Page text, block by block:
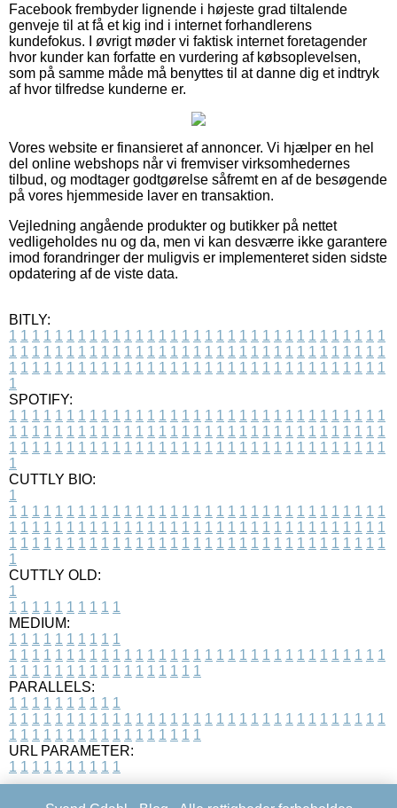
Facebook frembyder lignende i højeste grad tiltalende
genveje til at få et kig ind i internet forhandlerens
kundefokus. I øvrigt møder vi faktisk internet foretagender
hvor kunder kan forfatte en vurdering af købsoplevelsen,
som på samme måde må benyttes til at danne dig et indtryk
af hvor tilfredse kunderne er.
Vores website er finansieret af annoncer. Vi hjælper en hel
del online webshops når vi fremviser virksomhedernes
tilbud, og modtager godtgørelse såfremt en af de besøgende
på vores hjemmeside laver en transaktion.
Vejledning angående produkter og butikker på nettet
vedligeholdes nu og da, men vi kan desværre ikke garantere
imod forandringer der muligvis er implementeret siden sidste
opdatering af de viste data.
BITLY:
1 1 1 1 1 1 1 1 1 1 1 1 1 1 1 1 1 1 1 1 1 1 1 1 1 1 1 1 1 1 1 1 1
1 1 1 1 1 1 1 1 1 1 1 1 1 1 1 1 1 1 1 1 1 1 1 1 1 1 1 1 1 1 1 1 1
1 1 1 1 1 1 1 1 1 1 1 1 1 1 1 1 1 1 1 1 1 1 1 1 1 1 1 1 1 1 1 1 1
1
SPOTIFY:
1 1 1 1 1 1 1 1 1 1 1 1 1 1 1 1 1 1 1 1 1 1 1 1 1 1 1 1 1 1 1 1 1
1 1 1 1 1 1 1 1 1 1 1 1 1 1 1 1 1 1 1 1 1 1 1 1 1 1 1 1 1 1 1 1 1
1 1 1 1 1 1 1 1 1 1 1 1 1 1 1 1 1 1 1 1 1 1 1 1 1 1 1 1 1 1 1 1 1
1
CUTTLY BIO:
1
1 1 1 1 1 1 1 1 1 1 1 1 1 1 1 1 1 1 1 1 1 1 1 1 1 1 1 1 1 1 1 1 1
1 1 1 1 1 1 1 1 1 1 1 1 1 1 1 1 1 1 1 1 1 1 1 1 1 1 1 1 1 1 1 1 1
1 1 1 1 1 1 1 1 1 1 1 1 1 1 1 1 1 1 1 1 1 1 1 1 1 1 1 1 1 1 1 1 1
1
CUTTLY OLD:
1
1 1 1 1 1 1 1 1 1 1
MEDIUM:
1 1 1 1 1 1 1 1 1 1
1 1 1 1 1 1 1 1 1 1 1 1 1 1 1 1 1 1 1 1 1 1 1 1 1 1 1 1 1 1 1 1 1
1 1 1 1 1 1 1 1 1 1 1 1 1 1 1 1 1
PARALLELS:
1 1 1 1 1 1 1 1 1 1
1 1 1 1 1 1 1 1 1 1 1 1 1 1 1 1 1 1 1 1 1 1 1 1 1 1 1 1 1 1 1 1 1
1 1 1 1 1 1 1 1 1 1 1 1 1 1 1 1 1
URL PARAMETER:
1 1 1 1 1 1 1 1 1 1